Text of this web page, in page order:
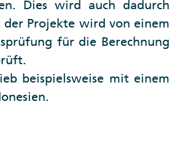
Dies wird auch dadurch
der Projekte wird von einem
für die Berechnung
beispielsweise mit einem